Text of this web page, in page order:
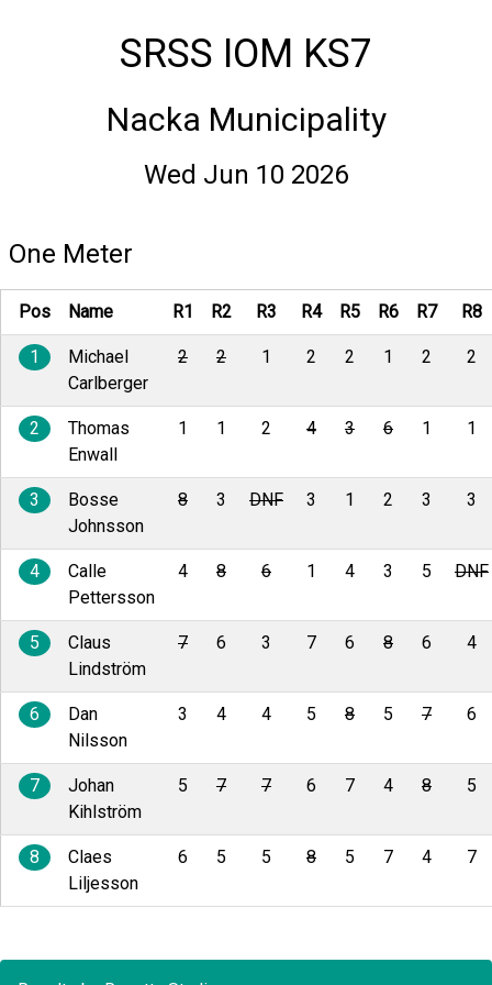
SRSS IOM KS7
Nacka Municipality
Wed Jun 10 2026
One Meter
Pos Name R1 R2 R3 R4 R5 R6 R7 R8
1
Michael
Carlberger
2 2 1 2 2 1 2 2
2
Thomas
Enwall
1 1 2 4 3 6 1 1
3
Bosse
Johnsson
8 3 DNF 3 1 2 3 3
4
Calle
Pettersson
4 8 6 1 4 3 5 DNF
5
Claus
Lindström
7 6 3 7 6 8 6 4
6
Dan
Nilsson
3 4 4 5 8 5 7 6
7
Johan
Kihlström
5 7 7 6 7 4 8 5
8
Claes
Liljesson
6 5 5 8 5 7 4 7